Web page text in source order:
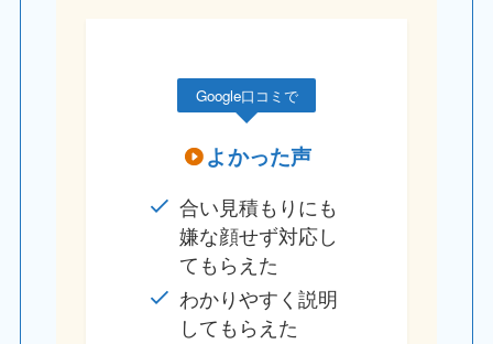
Google口コミで
よかった声
合い見積もりにも
嫌な顔せず対応し
てもらえた
わかりやすく説明
してもらえた